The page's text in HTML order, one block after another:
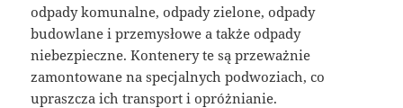
odpady komunalne, odpady zielone, odpady
budowlane i przemysłowe a także odpady
niebezpieczne. Kontenery te są przeważnie
zamontowane na specjalnych podwoziach, co
upraszcza ich transport i opróżnianie.